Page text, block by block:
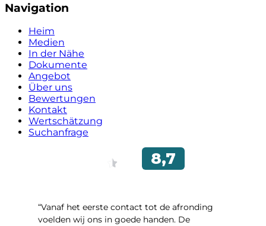
Navigation
Heim
Medien
In der Nähe
Dokumente
Angebot
Über uns
Bewertungen
Kontakt
Wertschätzung
Suchanfrage
“Vanaf het eerste contact tot de afronding
voelden wij ons in goede handen. De